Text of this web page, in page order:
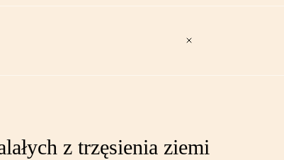
z trzęsienia ziemi